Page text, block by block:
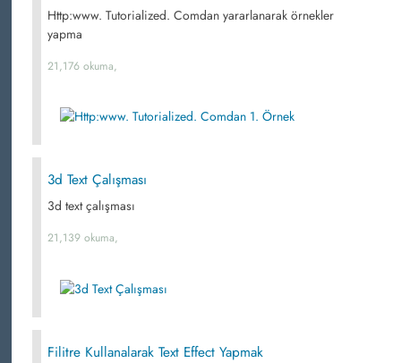
Http:www. Tutorialized. Comdan yararlanarak örnekler
yapma
21,176 okuma,
3d Text Çalışması
3d text çalışması
21,139 okuma,
Filitre Kullanalarak Text Effect Yapmak